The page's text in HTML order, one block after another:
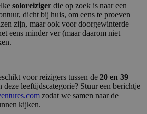
soloreiziger die op zoek is naar een
dicht bij huis, om eens te proeven
zijn, maar ook voor doorgewinterde
eens minder ver (maar daarom niet
voor reizigers tussen de 20 en 39
deze leeftijdscategorie? Stuur een berichtje
zodat we samen naar de
kijken.